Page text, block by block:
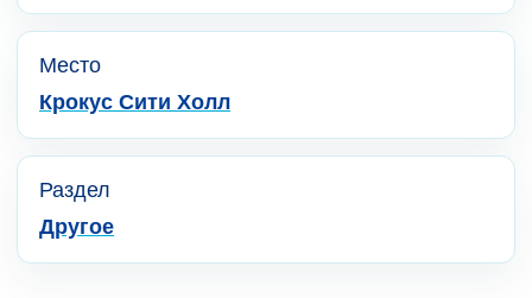
Место
Крокус Сити Холл
Раздел
Другое